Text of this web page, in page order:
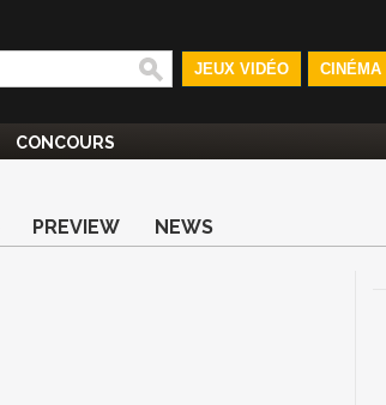
JEUX VIDÉO CINÉMA
CONCOURS
PREVIEW NEWS